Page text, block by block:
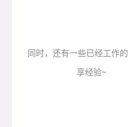
同时，还有一些已经工作的
享经验~